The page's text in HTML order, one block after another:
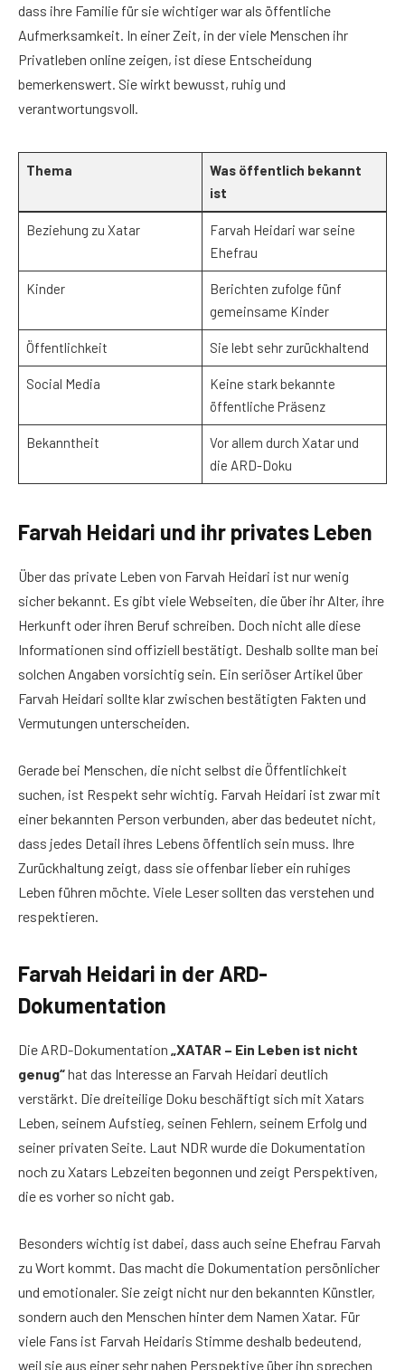
dass ihre Familie für sie wichtiger war als öffentliche
Aufmerksamkeit. In einer Zeit, in der viele Menschen ihr
Privatleben online zeigen, ist diese Entscheidung
bemerkenswert. Sie wirkt bewusst, ruhig und
verantwortungsvoll.
Thema
Was öffentlich bekannt
ist
Beziehung zu Xatar
Farvah Heidari war seine
Ehefrau
Kinder
Berichten zufolge fünf
gemeinsame Kinder
Öffentlichkeit Sie lebt sehr zurückhaltend
Social Media
Keine stark bekannte
öffentliche Präsenz
Bekanntheit
Vor allem durch Xatar und
die ARD-Doku
Farvah Heidari und ihr privates Leben
Über das private Leben von Farvah Heidari ist nur wenig
sicher bekannt. Es gibt viele Webseiten, die über ihr Alter, ihre
Herkunft oder ihren Beruf schreiben. Doch nicht alle diese
Informationen sind offiziell bestätigt. Deshalb sollte man bei
solchen Angaben vorsichtig sein. Ein seriöser Artikel über
Farvah Heidari sollte klar zwischen bestätigten Fakten und
Vermutungen unterscheiden.
Gerade bei Menschen, die nicht selbst die Öffentlichkeit
suchen, ist Respekt sehr wichtig. Farvah Heidari ist zwar mit
einer bekannten Person verbunden, aber das bedeutet nicht,
dass jedes Detail ihres Lebens öffentlich sein muss. Ihre
Zurückhaltung zeigt, dass sie offenbar lieber ein ruhiges
Leben führen möchte. Viele Leser sollten das verstehen und
respektieren.
Farvah Heidari in der ARD-
Dokumentation
Die ARD-Dokumentation „XATAR – Ein Leben ist nicht
genug“hat das Interesse an Farvah Heidari deutlich
verstärkt. Die dreiteilige Doku beschäftigt sich mit Xatars
Leben, seinem Aufstieg, seinen Fehlern, seinem Erfolg und
seiner privaten Seite. Laut NDR wurde die Dokumentation
noch zu Xatars Lebzeiten begonnen und zeigt Perspektiven,
die es vorher so nicht gab.
Besonders wichtig ist dabei, dass auch seine Ehefrau Farvah
zu Wort kommt. Das macht die Dokumentation persönlicher
und emotionaler. Sie zeigt nicht nur den bekannten Künstler,
sondern auch den Menschen hinter dem Namen Xatar. Für
viele Fans ist Farvah Heidaris Stimme deshalb bedeutend,
weil sie aus einer sehr nahen Perspektive über ihn sprechen